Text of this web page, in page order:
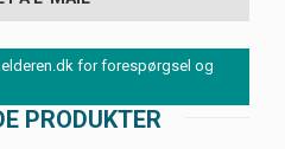
for forespørgsel og
PRODUKTER